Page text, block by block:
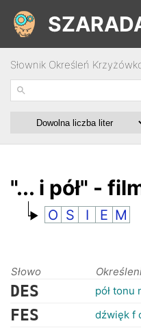
Słownik Określeń
"... i pół" -
O S I E M
Słowo
DES pół tonu
FES dźwięk f